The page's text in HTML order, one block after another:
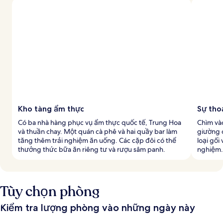
Kho tàng ẩm thực
Có ba nhà hàng phục vụ ẩm thực quốc tế, Trung Hoa
và thuần chay. Một quán cà phê và hai quầy bar làm
tăng thêm trải nghiệm ăn uống. Các cặp đôi có thể
thưởng thức bữa ăn riêng tư và rượu sâm panh.
Sự
Chìm
giường
loại gối
nghiệm.
Tùy chọn phòng
Kiểm tra lượng phòng vào những ngày này